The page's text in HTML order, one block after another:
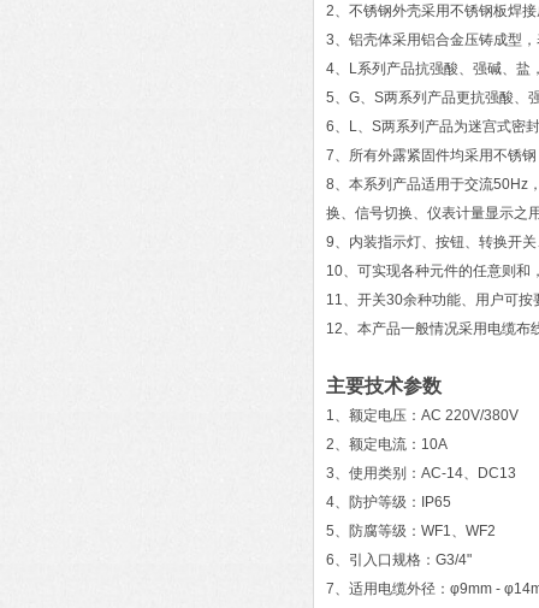
2、不锈钢外壳采用不锈钢板焊
3、铝壳体采用铝合金压铸成型
4、L系列产品抗强酸、强碱、盐
5、G、S两系列产品更抗强酸、
6、L、S两系列产品为迷宫式密
7、所有外露紧固件均采用不锈
8、本系列产品适用于交流50Hz
换、信号切换、仪表计量显示之
9、内装指示灯、按钮、转换开
10、可实现各种元件的任意则和
11、开关30余种功能、用户可按
12、本产品一般情况采用电缆布
主要技术参数
1、额定电压：AC 220V/380V
2、额定电流：10A
3、使用类别：AC-14、DC13
4、防护等级：IP65
5、防腐等级：WF1、WF2
6、引入口规格：G3/4"
7、适用电缆外径：φ9mm -